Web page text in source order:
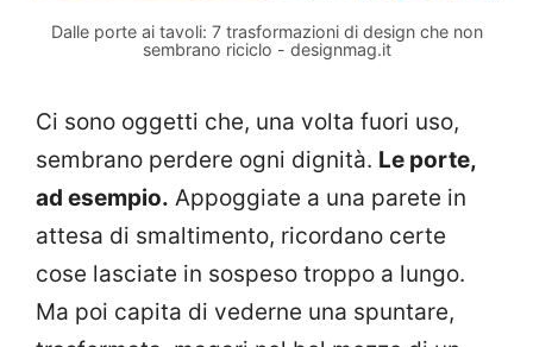
Dalle porte ai tavoli: 7 trasformazioni di design che non
sembrano riciclo - designmag.it
Ci sono oggetti che, una volta fuori uso,
sembrano perdere ogni dignità. Le porte,
ad esempio. Appoggiate a una parete in
attesa di smaltimento, ricordano certe
cose lasciate in sospeso troppo a lungo.
Ma poi capita di vederne una spuntare,